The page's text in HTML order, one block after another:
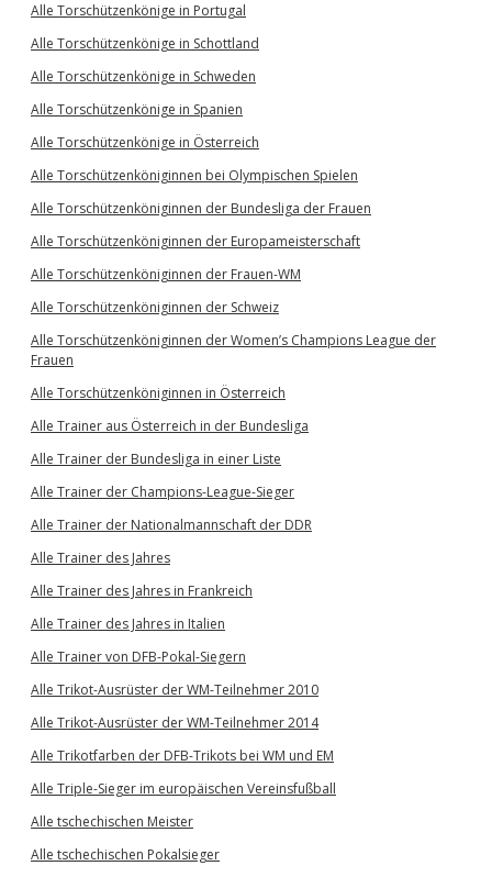
Alle Torschützenkönige in Portugal
Alle Torschützenkönige in Schottland
Alle Torschützenkönige in Schweden
Alle Torschützenkönige in Spanien
Alle Torschützenkönige in Österreich
Alle Torschützenköniginnen bei Olympischen Spielen
Alle Torschützenköniginnen der Bundesliga der Frauen
Alle Torschützenköniginnen der Europameisterschaft
Alle Torschützenköniginnen der Frauen-WM
Alle Torschützenköniginnen der Schweiz
Alle Torschützenköniginnen der Women’s Champions League der
Frauen
Alle Torschützenköniginnen in Österreich
Alle Trainer aus Österreich in der Bundesliga
Alle Trainer der Bundesliga in einer Liste
Alle Trainer der Champions-League-Sieger
Alle Trainer der Nationalmannschaft der DDR
Alle Trainer des Jahres
Alle Trainer des Jahres in Frankreich
Alle Trainer des Jahres in Italien
Alle Trainer von DFB-Pokal-Siegern
Alle Trikot-Ausrüster der WM-Teilnehmer 2010
Alle Trikot-Ausrüster der WM-Teilnehmer 2014
Alle Trikotfarben der DFB-Trikots bei WM und EM
Alle Triple-Sieger im europäischen Vereinsfußball
Alle tschechischen Meister
Alle tschechischen Pokalsieger